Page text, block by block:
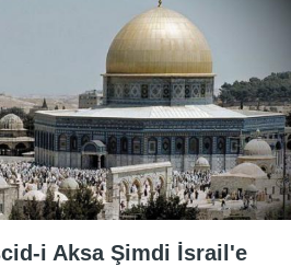
i Aksa Şimdi İsrail'e